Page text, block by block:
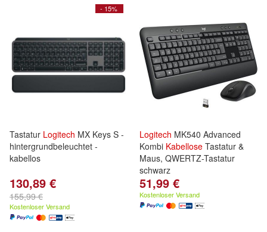
- 15%
Tastatur Logitech MX Keys S -
hintergrundbeleuchtet -
kabellos
130,89 €
155,99 €
Kostenloser Versand
Logitech MK540 Advanced
Kombi Kabellose Tastatur &
Maus, QWERTZ-Tastatur
schwarz
51,99 €
Kostenloser Versand